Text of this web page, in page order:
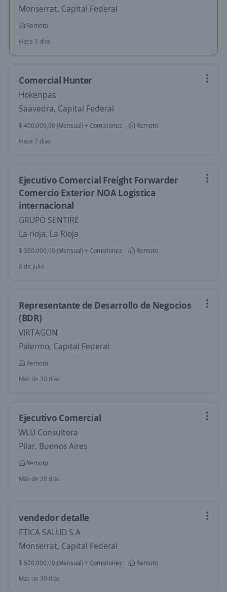
Monserrat, Capital Federal
Remoto
Hace 3 días
Comercial Hunter
Hokenpas
Saavedra, Capital Federal
$ 400.000,00 (Mensual) + Comisiones
Remoto
Hace 7 días
Ejecutivo Comercial Freight Forwarder
Comercio Exterior NOA Logistica
internacional
GRUPO SENTIRE
La rioja, La Rioja
$ 300.000,00 (Mensual) + Comisiones
Remoto
6 de julio
Representante de Desarrollo de Negocios
(BDR)
VIRTAGON
Palermo, Capital Federal
Remoto
Más de 30 días
Ejecutivo Comercial
WLÜ Consultora
Pilar, Buenos Aires
Remoto
Más de 30 días
vendedor detalle
ETICA SALUD S.A
Monserrat, Capital Federal
$ 500.000,00 (Mensual) + Comisiones
Remoto
Más de 30 días